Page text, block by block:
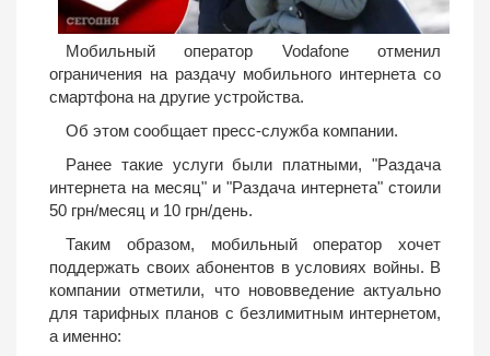
Мобильный оператор Vodafone отменил
ограничения на раздачу мобильного интернета со
смартфона на другие устройства.
Об этом сообщает пресс-служба компании.
Ранее такие услуги были платными, "Раздача
интернета на месяц" и "Раздача интернета" стоили
50 грн/месяц и 10 грн/день.
Таким образом, мобильный оператор хочет
поддержать своих абонентов в условиях войны. В
компании отметили, что нововведение актуально
для тарифных планов с безлимитным интернетом,
а именно: